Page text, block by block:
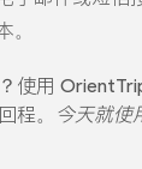
。
使用
程。
今天就使